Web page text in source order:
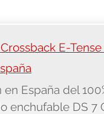
E-Tense
España del
enchufable DS 7